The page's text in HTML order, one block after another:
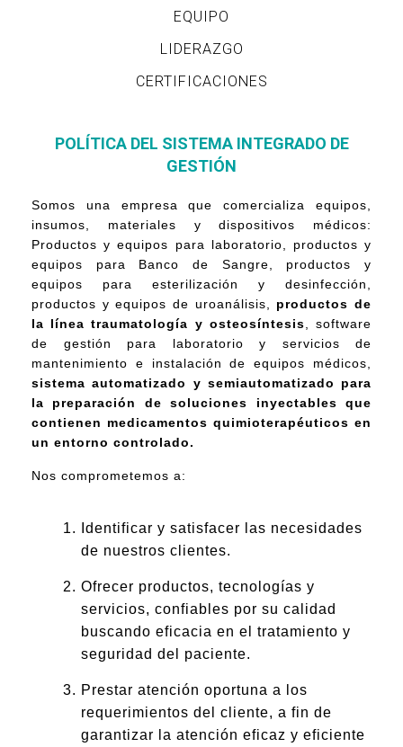
EQUIPO
LIDERAZGO
CERTIFICACIONES
POLÍTICA DEL SISTEMA INTEGRADO DE
GESTIÓN
Somos una empresa que comercializa equipos,
insumos, materiales y dispositivos médicos:
Productos y equipos para laboratorio, productos y
equipos para Banco de Sangre, productos y
equipos para esterilización y desinfección,
productos y equipos de uroanálisis, productos de
la línea traumatología y osteosíntesis , software
de gestión para laboratorio y servicios de
mantenimiento e instalación de equipos médicos,
sistema automatizado y semiautomatizado para
la preparación de soluciones inyectables que
contienen medicamentos quimioterapéuticos en
un entorno controlado.
Nos comprometemos a:
Identificar y satisfacer las necesidades
de nuestros clientes.
Ofrecer productos, tecnologías y
servicios, confiables por su calidad
buscando eficacia en el tratamiento y
seguridad del paciente.
Prestar atención oportuna a los
requerimientos del cliente, a fin de
garantizar la atención eficaz y eficiente